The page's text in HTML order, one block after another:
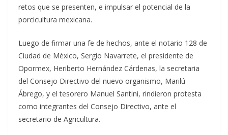
retos que se presenten, e impulsar el potencial de la
porcicultura mexicana.
Luego de firmar una fe de hechos, ante el notario 128 de
Ciudad de México, Sergio Navarrete, el presidente de
Opormex, Heriberto Hernández Cárdenas, la secretaria
del Consejo Directivo del nuevo organismo, Marilú
Ábrego, y el tesorero Manuel Santini, rindieron protesta
como integrantes del Consejo Directivo, ante el
secretario de Agricultura.